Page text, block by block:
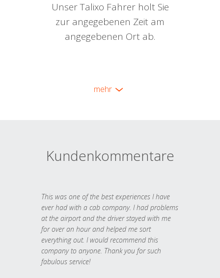
Unser Talixo Fahrer holt Sie
zur angegebenen Zeit am
angegebenen Ort ab.
mehr
Kundenkommentare
This was one of the best experiences I have
ever had with a cab company. I had problems
at the airport and the driver stayed with me
for over an hour and helped me sort
everything out. I would recommend this
company to anyone. Thank you for such
fabulous service!